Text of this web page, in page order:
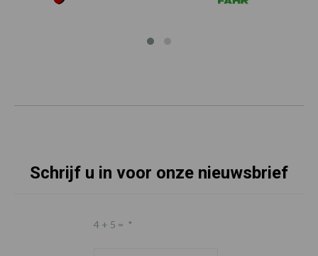
Schrijf u in voor onze nieuwsbrief
4 + 5 = *